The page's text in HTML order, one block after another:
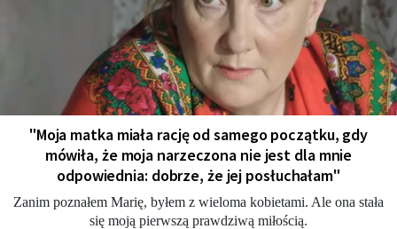
"Moja matka miała rację od samego początku, gdy
mówiła, że moja narzeczona nie jest dla mnie
odpowiednia: dobrze, że jej posłuchałam"
Zanim poznałem Marię, byłem z wieloma kobietami. Ale ona stała
się moją pierwszą prawdziwą miłością.